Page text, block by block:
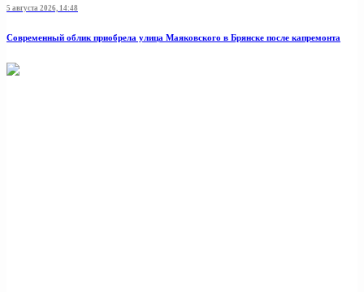
5 августа 2026, 14:48
Современный облик приобрела улица Маяковского в Брянске после капремонта